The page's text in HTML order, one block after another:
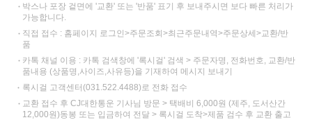
박스나 포장 겉면에 '교환' 또는 '반품' 표기 후 보내주시면 보다 빠른 처리가
가능합니다.
직접 접수 : 홈페이지 로그인>주문조회>최근주문내역>주문상세>교환/반
품
카톡 채널 이용 : 카톡 검색창에 '록시걸' 검색 > 주문자명, 전화번호, 교환/반
품내용 (상품명,사이즈,사유등)을 기재하여 메시지 보내기
록시걸 고객센터(031.522.4488)로 전화 접수
교환 접수 후 CJ대한통운 기사님 방문 > 택배비 6,000원 (제주, 도서산간
12,000원)동봉 또는 입금하여 전달 > 록시걸 도착>제품 검수 후 교환 출고